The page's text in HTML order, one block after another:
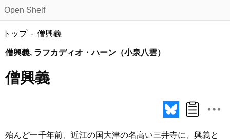
Open Shelf
トップ 僧興義
僧興義, ラフカディオ・ハーン（小泉八雲）
僧興義
殆んど一千年前、近江の国大津の名高い三井寺に、興義と